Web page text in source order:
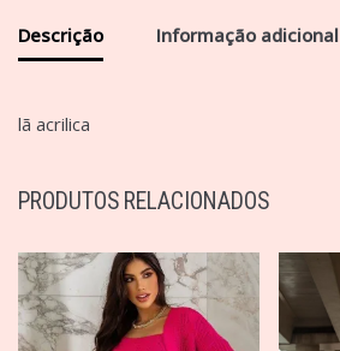
Descrição Informação adicional
lã acrilica
PRODUTOS RELACIONADOS